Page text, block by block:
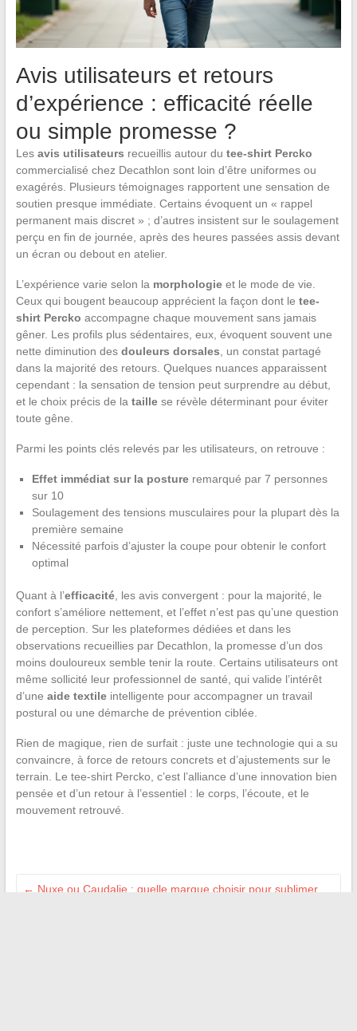
Avis utilisateurs et retours
d’expérience : efficacité réelle
ou simple promesse ?
Les avis utilisateurs recueillis autour du tee-shirt Percko
commercialisé chez Decathlon sont loin d’être uniformes ou
exagérés. Plusieurs témoignages rapportent une sensation de
soutien presque immédiate. Certains évoquent un « rappel
permanent mais discret » ; d’autres insistent sur le soulagement
perçu en fin de journée, après des heures passées assis devant
un écran ou debout en atelier.
L’expérience varie selon la morphologieet le mode de vie.
Ceux qui bougent beaucoup apprécient la façon dont le tee-
shirt Percko accompagne chaque mouvement sans jamais
gêner. Les profils plus sédentaires, eux, évoquent souvent une
nette diminution des douleurs dorsales , un constat partagé
dans la majorité des retours. Quelques nuances apparaissent
cependant : la sensation de tension peut surprendre au début,
et le choix précis de la taillese révèle déterminant pour éviter
toute gêne.
Parmi les points clés relevés par les utilisateurs, on retrouve :
Effet immédiat sur la postureremarqué par 7 personnes
sur 10
Soulagement des tensions musculaires pour la plupart dès la
première semaine
Nécessité parfois d’ajuster la coupe pour obtenir le confort
optimal
Quant à l’efficacité, les avis convergent : pour la majorité, le
confort s’améliore nettement, et l’effet n’est pas qu’une question
de perception. Sur les plateformes dédiées et dans les
observations recueillies par Decathlon, la promesse d’un dos
moins douloureux semble tenir la route. Certains utilisateurs ont
même sollicité leur professionnel de santé, qui valide l’intérêt
d’une aide textileintelligente pour accompagner un travail
postural ou une démarche de prévention ciblée.
Rien de magique, rien de surfait : juste une technologie qui a su
convaincre, à force de retours concrets et d’ajustements sur le
terrain. Le tee-shirt Percko, c’est l’alliance d’une innovation bien
pensée et d’un retour à l’essentiel : le corps, l’écoute, et le
mouvement retrouvé.
← Nuxe ou Caudalie : quelle marque choisir pour sublimer